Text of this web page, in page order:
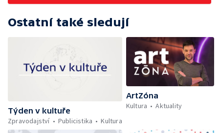
Ostatní také sledují
Týden v kultuře
Zpravodajství
Publicistika Kultura
ArtZóna
Kultura
Aktuality